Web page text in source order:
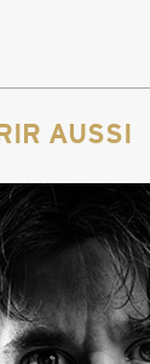
AUSSI